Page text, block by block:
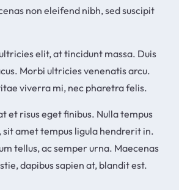
non eleifend nibh, sed suscipit
elit, at tincidunt massa. Duis
Morbi ultricies venenatis arcu.
viverra mi, nec pharetra felis.
et risus eget finibus. Nulla tempus
sit amet tempus ligula hendrerit in.
tellus, ac semper urna. Maecenas
dapibus sapien at, blandit est.